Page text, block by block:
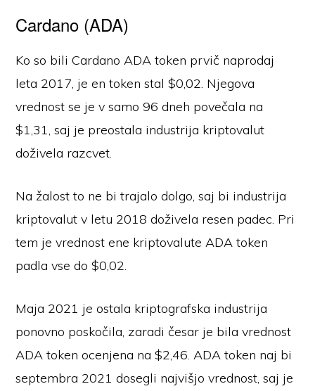
Cardano (ADA)
Ko so bili Cardano ADA token prvič naprodaj
leta 2017, je en token stal $0,02. Njegova
vrednost se je v samo 96 dneh povečala na
$1,31, saj je preostala industrija kriptovalut
doživela razcvet.
Na žalost to ne bi trajalo dolgo, saj bi industrija
kriptovalut v letu 2018 doživela resen padec. Pri
tem je vrednost ene kriptovalute ADA token
padla vse do $0,02.
Maja 2021 je ostala kriptografska industrija
ponovno poskočila, zaradi česar je bila vrednost
ADA token ocenjena na $2,46. ADA token naj bi
septembra 2021 dosegli najvišjo vrednost, saj je